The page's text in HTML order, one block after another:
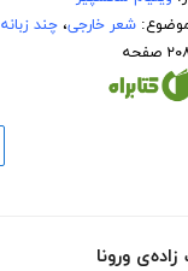
شعر خارجی،چند زبانه
صفحه
ورونا